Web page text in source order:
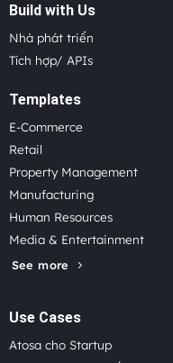
Build with Us
Nhà phát triển
Tích hợp/ APIs
Templates
E-Commerce
Retail
Property Management
Manufacturing
Human Resources
Media & Entertainment
See more
Use Cases
Atosa cho Startup